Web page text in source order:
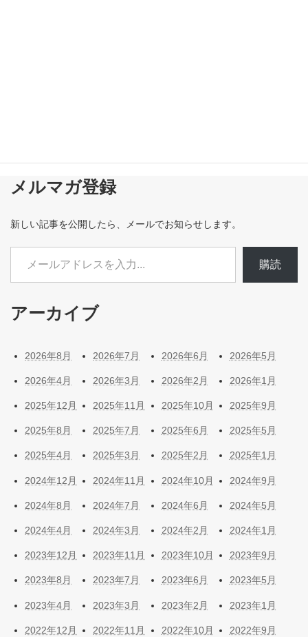
メルマガ登録
新しい記事を公開したら、メールでお知らせします。
メールアドレスを入力...
購読
アーカイブ
2026年8月 2026年7月 2026年6月 2026年5月
2026年4月 2026年3月 2026年2月 2026年1月
2025年12月 2025年11月 2025年10月 2025年9月
2025年8月 2025年7月 2025年6月 2025年5月
2025年4月 2025年3月 2025年2月 2025年1月
2024年12月 2024年11月 2024年10月 2024年9月
2024年8月 2024年7月 2024年6月 2024年5月
2024年4月 2024年3月 2024年2月 2024年1月
2023年12月 2023年11月 2023年10月 2023年9月
2023年8月 2023年7月 2023年6月 2023年5月
2023年4月 2023年3月 2023年2月 2023年1月
2022年12月 2022年11月 2022年10月 2022年9月